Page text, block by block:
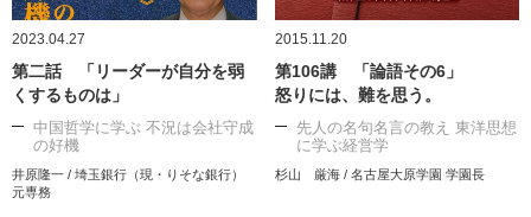
2023.04.27
第二話 「リーダーが自分を弱
くするものは」
中国哲学に学ぶ 不況は会社守成
の好機
井原隆一 / 埼玉銀行（現・りそな銀行）
元専務
2015.11.20
第106講 「論語その6」
怒りには、難を思う。
先人の名句名言の教え 東洋思想
に学ぶ経営学
杉山 厳海 / 名古屋大原学園 学園長